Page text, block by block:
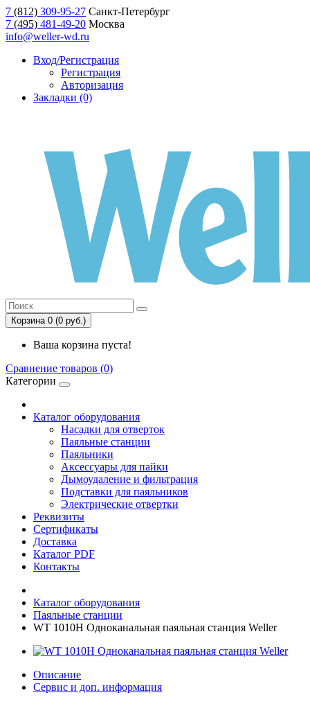
7 (812) 309-95-27 Санкт-Петербург
7 (495) 481-49-20 Москва
info@weller-wd.ru
Вход/Регистрация
Регистрация
Авторизация
Закладки (0)
Корзина 0 (0 руб.)
Ваша корзина пуста!
Сравнение товаров (0)
Категории
Каталог оборудования
Насадки для отверток
Паяльные станции
Паяльники
Аксессуары для пайки
Дымоудаление и фильтрация
Подставки для паяльников
Электрические отвертки
Реквизиты
Сертификаты
Доставка
Каталог PDF
Контакты
Каталог оборудования
Паяльные станции
WT 1010H Одноканальная паяльная станция Weller
Описание
Сервис и доп. информация